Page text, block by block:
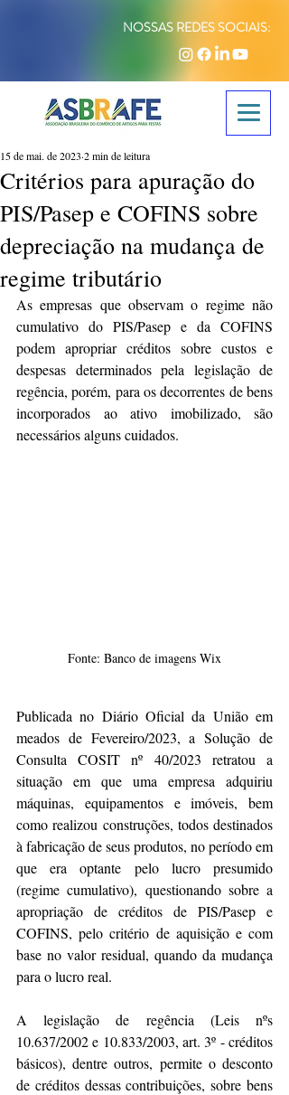
NOSSAS REDES SOCIAIS:
Critérios para apuração do
PIS/Pasep e COFINS sobre
depreciação na mudança de
regime tributário
15 de mai. de 2023 2 min de leitura
As empresas que observam o regime não
cumulativo do PIS/Pasep e da COFINS
podem apropriar créditos sobre custos e
despesas determinados pela legislação de
regência, porém, para os decorrentes de bens
incorporados ao ativo imobilizado, são
necessários alguns cuidados.
Fonte: Banco de imagens Wix
Publicada no Diário Oficial da União em
meados de Fevereiro/2023, a Solução de
Consulta COSIT nº 40/2023 retratou a
situação em que uma empresa adquiriu
máquinas, equipamentos e imóveis, bem
como realizou construções, todos destinados
à fabricação de seus produtos, no período em
que era optante pelo lucro presumido
(regime cumulativo), questionando sobre a
apropriação de créditos de PIS/Pasep e
COFINS, pelo critério de aquisição e com
base no valor residual, quando da mudança
para o lucro real.
A legislação de regência (Leis nºs
10.637/2002 e 10.833/2003, art. 3º - créditos
básicos), dentre outros, permite o desconto
de créditos dessas contribuições, sobre bens